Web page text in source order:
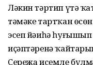
Ләкин тәртип үтә
тәмәке тартҡан
эсеп йәиһә
иҫәптәренә
Сережа исемле